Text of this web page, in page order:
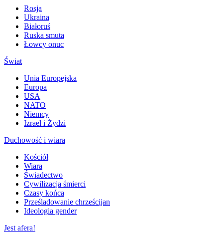
Rosja
Ukraina
Białoruś
Ruska smuta
Łowcy onuc
Świat
Unia Europejska
Europa
USA
NATO
Niemcy
Izrael i Żydzi
Duchowość i wiara
Kościół
Wiara
Świadectwo
Cywilizacja śmierci
Czasy końca
Prześladowanie chrześcijan
Ideologia gender
Jest afera!